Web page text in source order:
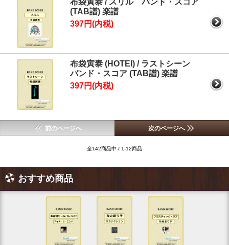
布袋寅泰 / スリル バンド・スコア
(TAB譜) 楽譜
397円(内税)
布袋寅泰 (HOTEI) / ラストシーン
バンド・スコア (TAB譜) 楽譜
397円(内税)
前のページへ 次のページへ
全142商品中 / 1-12商品
おすすめ商品